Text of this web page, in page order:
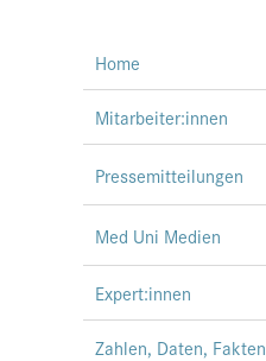
Home
Mitarbeiter:innen
Pressemitteilungen
Med Uni Medien
Expert:innen
Zahlen, Daten, Fakten